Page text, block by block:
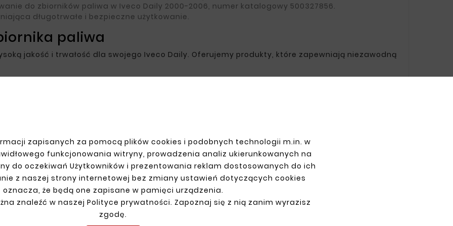
zapisanych za pomocą plików cookies i podobnych technologii m.in. w
funkcjonowania witryny, prowadzenia analiz ukierunkowanych na
do oczekiwań Użytkowników i prezentowania reklam dostosowanych do ich
z naszej strony internetowej bez zmiany ustawień dotyczących cookies
oznacza, że będą one zapisane w pamięci urządzenia.
znaleźć w naszej Polityce prywatności. Zapoznaj się z nią zanim wyrazisz
zgodę.
do zbiorników paliwa w Iveco Daily 2000-2006, numer katalogowy 500327856.
długotrwałe i bezpieczne użytkowanie.
paliwa
jakość i trwałość dla swojego Iveco Daily. Oferujemy produkty, które zapewniają niezawodną